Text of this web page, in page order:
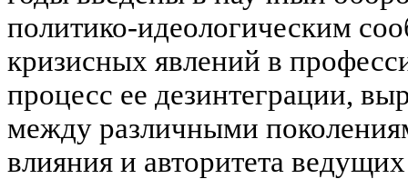
политико-идеологическим
кризисных явлений в
процесс ее дезинтеграции,
между различными
влияния и авторитета